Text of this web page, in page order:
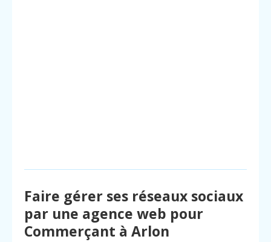
Faire gérer ses réseaux sociaux
par une agence web pour
Commerçant à Arlon